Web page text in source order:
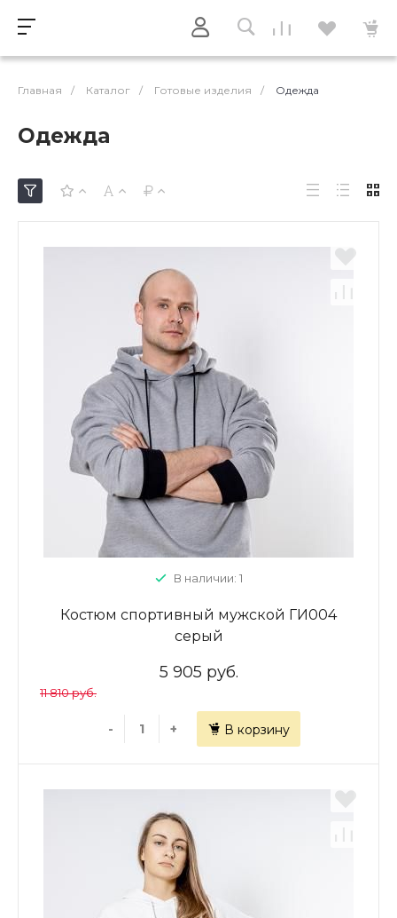
Главная / Каталог / Готовые изделия / Одежда
Одежда
В наличии: 1
Костюм спортивный мужской ГИ004
серый
5 905 руб.
11 810 руб.
- + В корзину